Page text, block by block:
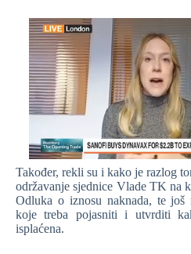
Također, rekli su i kako je razlog
održavanje sjednice Vlade TK na
Odluka o iznosu naknada, te još
koje treba pojasniti i utvrditi
isplaćena.